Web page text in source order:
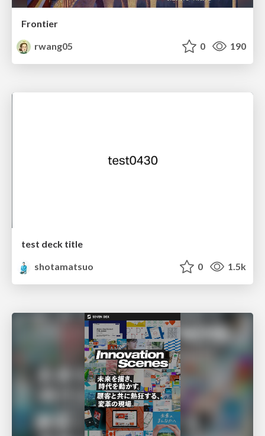
Frontier
rwang05
0 190
test deck title
shotamatsuo
0 1.5k